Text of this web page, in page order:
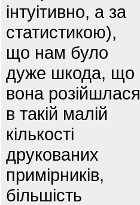
інтуітивно, а за
статистикою),
що нам було
дуже шкода, що
вона розійшлася
в такій малій
кількості
друкованих
примірників,
більшість